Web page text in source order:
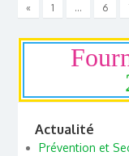
« 1 … 6
Actualité
Prévention et